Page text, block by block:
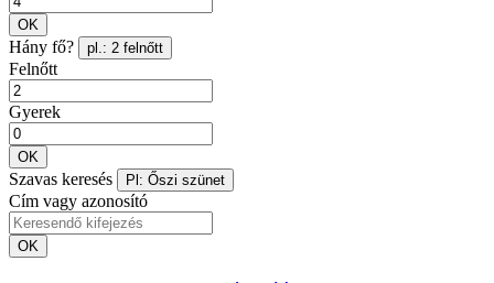
OK
Hány fő? pl.: 2 felnőtt
Felnőtt
Gyerek
OK
Szavas keresés Pl: Őszi szünet
Cím vagy azonosító
OK